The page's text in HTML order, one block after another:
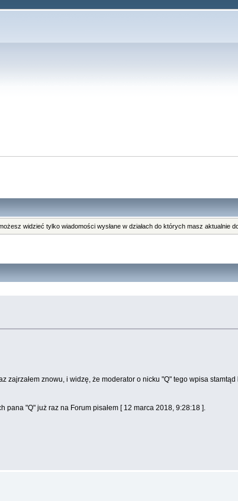
widzieć tylko wiadomości wysłane w działach do których masz aktualnie
zajrzałem znowu, i widzę, że moderator o nicku "Q" tego wpisa
"Q" już raz na Forum pisałem [ 12 marca 2018, 9:28:18 ].